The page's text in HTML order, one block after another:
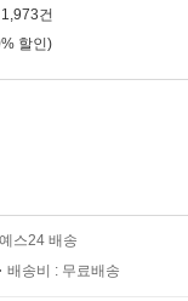
1,973건
할인)
예스24 배송
배송비 : 무료배송